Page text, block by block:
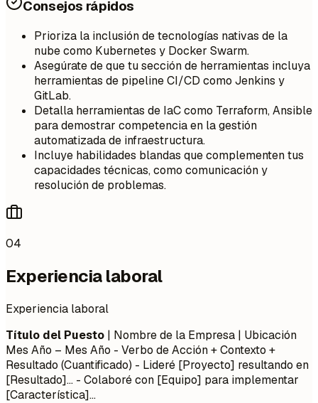
Consejos rápidos
Prioriza la inclusión de tecnologías nativas de la
nube como Kubernetes y Docker Swarm.
Asegúrate de que tu sección de herramientas incluya
herramientas de pipeline CI/CD como Jenkins y
GitLab.
Detalla herramientas de IaC como Terraform, Ansible
para demostrar competencia en la gestión
automatizada de infraestructura.
Incluye habilidades blandas que complementen tus
capacidades técnicas, como comunicación y
resolución de problemas.
04
Experiencia laboral
Experiencia laboral
Título del Puesto | Nombre de la Empresa | Ubicación
Mes Año – Mes Año - Verbo de Acción + Contexto +
Resultado (Cuantificado) - Lideré [Proyecto] resultando en
[Resultado]... - Colaboré con [Equipo] para implementar
[Característica]...